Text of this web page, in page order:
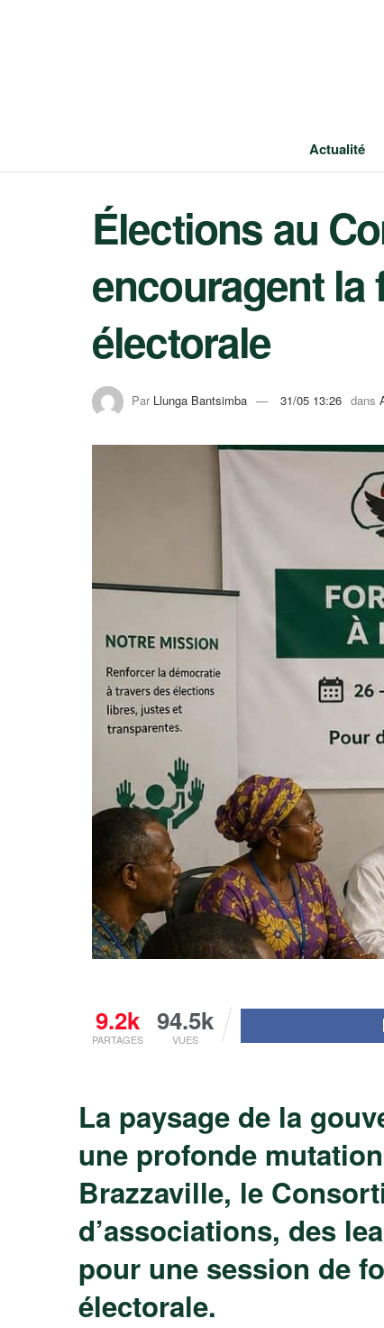
Actualité
Élections au
encouragent la
électorale
Par Llunga Bantsimba 31/05 13:26 dans
9.2k
PARTAGES
94.5k
VUES
La paysage de la
une profonde
Brazzaville, le
d’associations, des
pour une session de
électorale.